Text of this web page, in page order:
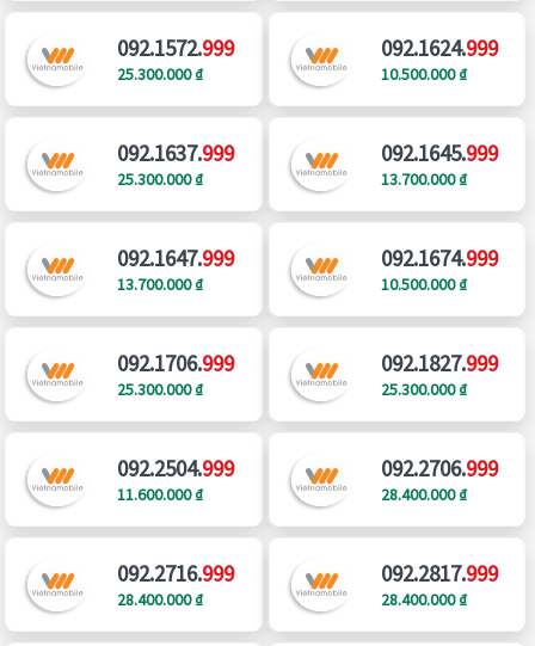
092.1572.999
25.300.000 ₫
092.1624.999
10.500.000 ₫
092.1637.999
25.300.000 ₫
092.1645.999
13.700.000 ₫
092.1647.999
13.700.000 ₫
092.1674.999
10.500.000 ₫
092.1706.999
25.300.000 ₫
092.1827.999
25.300.000 ₫
092.2504.999
11.600.000 ₫
092.2706.999
28.400.000 ₫
092.2716.999
28.400.000 ₫
092.2817.999
28.400.000 ₫